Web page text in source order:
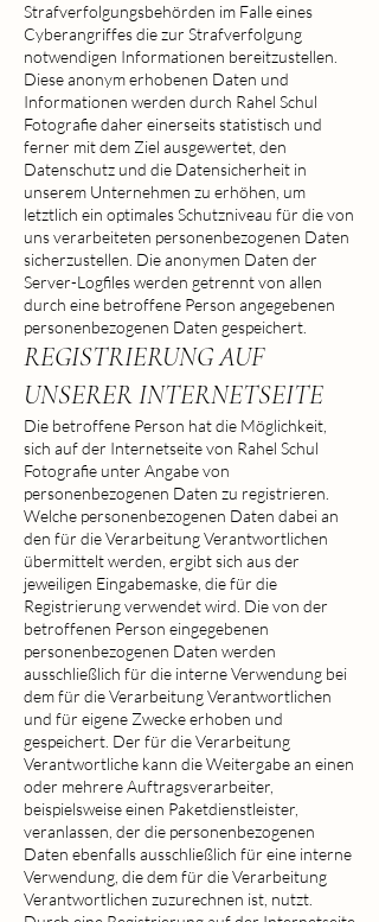
Strafverfolgungsbehörden im Falle eines
Cyberangriffes die zur Strafverfolgung
notwendigen Informationen bereitzustellen.
Diese anonym erhobenen Daten und
Informationen werden durch Rahel Schul
Fotografie daher einerseits statistisch und
ferner mit dem Ziel ausgewertet, den
Datenschutz und die Datensicherheit in
unserem Unternehmen zu erhöhen, um
letztlich ein optimales Schutzniveau für die von
uns verarbeiteten personenbezogenen Daten
sicherzustellen. Die anonymen Daten der
Server-Logfiles werden getrennt von allen
durch eine betroffene Person angegebenen
personenbezogenen Daten gespeichert.
REGISTRIERUNG AUF
UNSERER INTERNETSEITE
Die betroffene Person hat die Möglichkeit,
sich auf der Internetseite von Rahel Schul
Fotografie unter Angabe von
personenbezogenen Daten zu registrieren.
Welche personenbezogenen Daten dabei an
den für die Verarbeitung Verantwortlichen
übermittelt werden, ergibt sich aus der
jeweiligen Eingabemaske, die für die
Registrierung verwendet wird. Die von der
betroffenen Person eingegebenen
personenbezogenen Daten werden
ausschließlich für die interne Verwendung bei
dem für die Verarbeitung Verantwortlichen
und für eigene Zwecke erhoben und
gespeichert. Der für die Verarbeitung
Verantwortliche kann die Weitergabe an einen
oder mehrere Auftragsverarbeiter,
beispielsweise einen Paketdienstleister,
veranlassen, der die personenbezogenen
Daten ebenfalls ausschließlich für eine interne
Verwendung, die dem für die Verarbeitung
Verantwortlichen zuzurechnen ist, nutzt.